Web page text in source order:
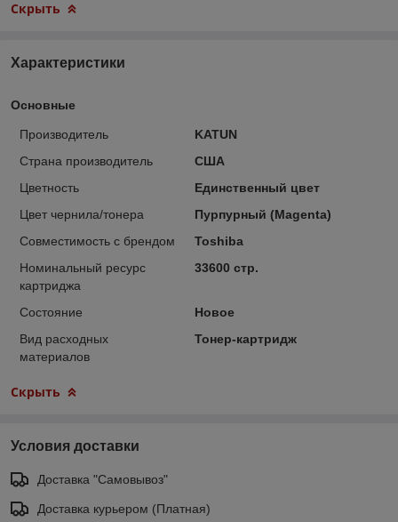
Скрыть
Характеристики
Основные
Производитель
KATUN
Страна производитель
США
Цветность
Единственный цвет
Цвет чернила/тонера
Пурпурный (Magenta)
Совместимость с брендом
Toshiba
Номинальный ресурс
картриджа
33600 стр.
Состояние
Новое
Вид расходных
материалов
Тонер-картридж
Скрыть
Условия доставки
Доставка "Самовывоз"
Доставка курьером (Платная)